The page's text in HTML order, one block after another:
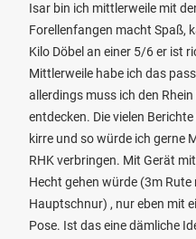
Isar bin ich mittlerweile mit
Forellenfangen macht Spaß,
Kilo Döbel an einer 5/6 er ist
Mittlerweile habe ich das
allerdings muss ich den
entdecken. Die vielen
kirre und so würde ich gerne
RHK verbringen. Mit Gerät
Hecht gehen würde (3m Rute
Hauptschnur) , nur eben mit
Pose. Ist das eine dämliche